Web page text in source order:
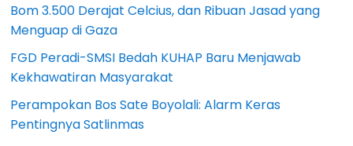
Bom 3.500 Derajat Celcius, dan Ribuan Jasad yang
Menguap di Gaza
FGD Peradi-SMSI Bedah KUHAP Baru Menjawab
Kekhawatiran Masyarakat
Perampokan Bos Sate Boyolali: Alarm Keras
Pentingnya Satlinmas